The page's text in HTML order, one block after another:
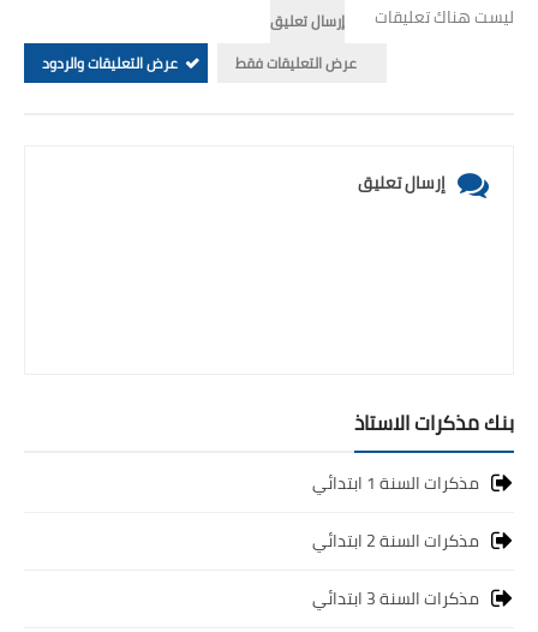
ليست هناك تعليقات
إرسال تعليق
عرض التعليقات فقط
عرض التعليقات والردود
إرسال تعليق
بنك مذكرات الاستاذ
مذكرات السنة 1 ابتدائي
مذكرات السنة 2 ابتدائي
مذكرات السنة 3 ابتدائي